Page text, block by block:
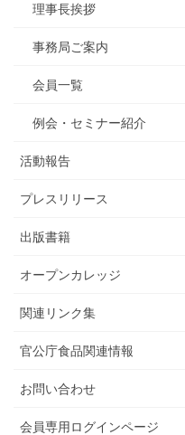
理事長挨拶
事務局ご案内
会員一覧
例会・セミナー紹介
活動報告
プレスリリース
出版書籍
オープンカレッジ
関連リンク集
官公庁食品関連情報
お問い合わせ
会員専用ログインページ